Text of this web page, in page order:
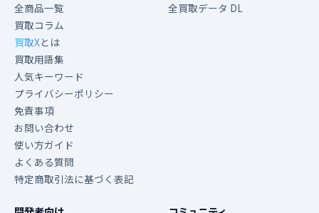
全商品一覧
買取コラム
買取Xとは
買取用語集
人気キーワード
プライバシーポリシー
免責事項
お問い合わせ
使い方ガイド
よくある質問
特定商取引法に基づく表記
全買取データ DL